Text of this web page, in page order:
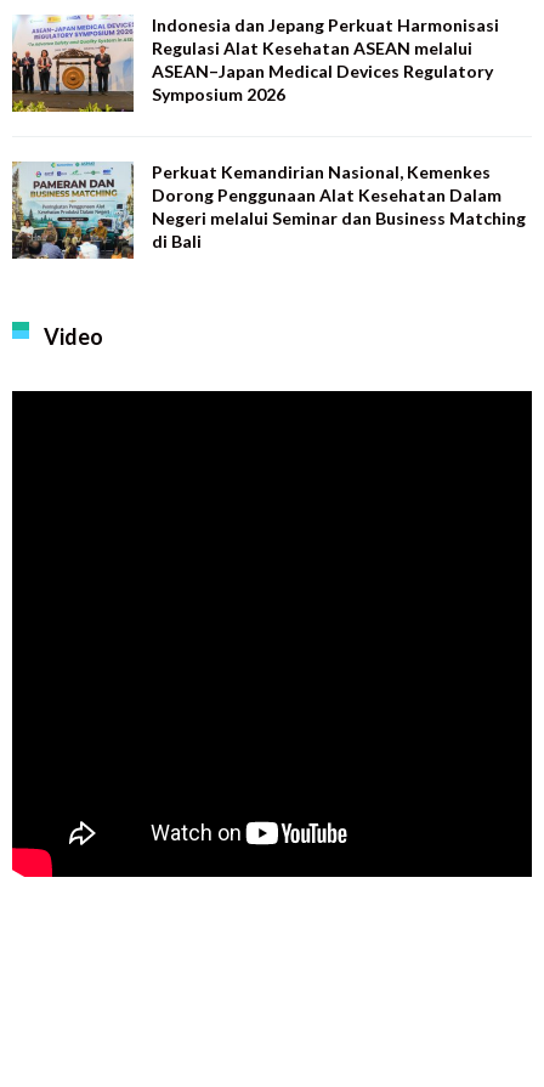
Indonesia dan Jepang Perkuat Harmonisasi
Regulasi Alat Kesehatan ASEAN melalui
ASEAN–Japan Medical Devices Regulatory
Symposium 2026
Perkuat Kemandirian Nasional, Kemenkes
Dorong Penggunaan Alat Kesehatan Dalam
Negeri melalui Seminar dan Business Matching
di Bali
Video